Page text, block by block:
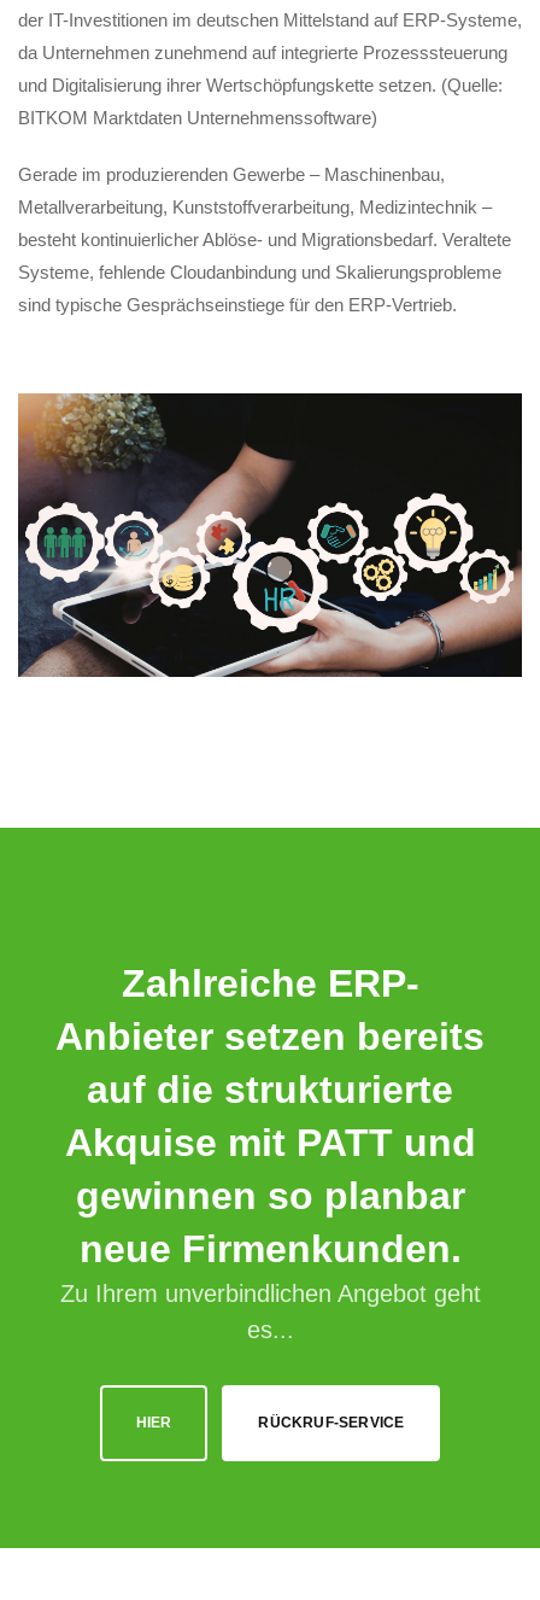
der IT-Investitionen im deutschen Mittelstand auf ERP-Systeme,
da Unternehmen zunehmend auf integrierte Prozesssteuerung
und Digitalisierung ihrer Wertschöpfungskette setzen. (Quelle:
BITKOM Marktdaten Unternehmenssoftware)
Gerade im produzierenden Gewerbe – Maschinenbau,
Metallverarbeitung, Kunststoffverarbeitung, Medizintechnik –
besteht kontinuierlicher Ablöse- und Migrationsbedarf. Veraltete
Systeme, fehlende Cloudanbindung und Skalierungsprobleme
sind typische Gesprächseinstiege für den ERP-Vertrieb.
Zahlreiche ERP-
Anbieter setzen bereits
auf die strukturierte
Akquise mit PATT und
gewinnen so planbar
neue Firmenkunden.
Zu Ihrem unverbindlichen Angebot geht
es...
HIER RÜCKRUF-SERVICE